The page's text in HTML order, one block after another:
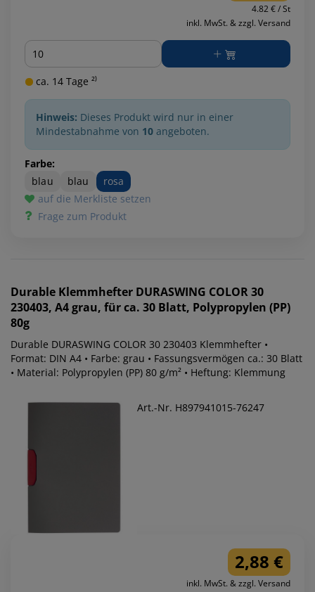
4.82 € / St
inkl. MwSt. & zzgl. Versand
Menge
ca. 14 Tage ²⁾
Hinweis: Dieses Produkt wird nur in einer
Mindestabnahme von 10 angeboten.
Farbe:
blau
blau
rosa
auf die Merkliste setzen
Frage zum Produkt
Durable Klemmhefter DURASWING COLOR 30
230403, A4 grau, für ca. 30 Blatt, Polypropylen (PP)
80g
Durable DURASWING COLOR 30 230403 Klemmhefter •
Format: DIN A4 • Farbe: grau • Fassungsvermögen ca.: 30 Blatt
• Material: Polypropylen (PP) 80 g/m² • Heftung: Klemmung
Art.-Nr. H897941015-76247
2,88 €
inkl. MwSt. & zzgl. Versand